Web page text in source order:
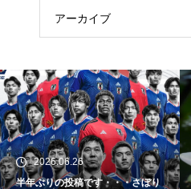
ているス
細胞コス
土用の丑
を言って
人気なか
アーカイブ
2026.06.26
半年ぶりの投稿です・・・さぼり